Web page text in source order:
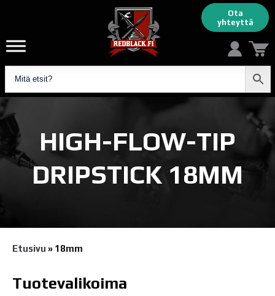
Ota
yhteyttä
HIGH-FLOW-TIP
DRIPSTICK 18MM
Etusivu » 18mm
Tuotevalikoima